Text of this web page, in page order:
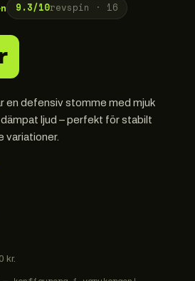
9.3/10revspin · 16
en defensiv stomme med mjuk
ljud – perfekt för stabilt
variationer.
kr.